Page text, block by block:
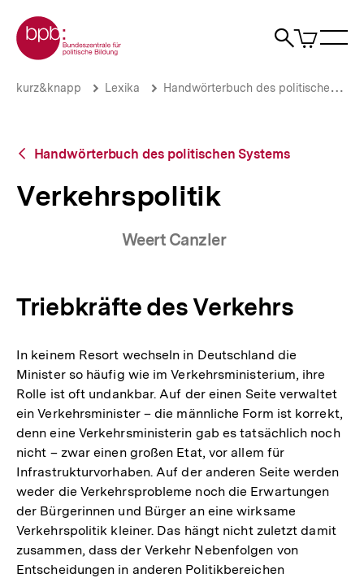
zum
Seiteninhalt
springen
Zur Startseite der bpb
Suche
Artikel
im
Verkehrspolitik
Brotkrümelnavigation
Pfadnavigation
kurz&knapp Lexika Handwörterbuch des politischen Systems
Zurück
Übersicht
Handwörterbuch des politischen Systems
Verkehrspolitik
Weert Canzler
Triebkräfte des Verkehrs
In keinem Resort wechseln in Deutschland die
Minister so häufig wie im Verkehrsministerium, ihre
Rolle ist oft undankbar. Auf der einen Seite verwaltet
ein Verkehrsminister – die männliche Form ist korrekt,
denn eine Verkehrsministerin gab es tatsächlich noch
nicht – zwar einen großen Etat, vor allem für
Infrastrukturvorhaben. Auf der anderen Seite werden
weder die Verkehrsprobleme noch die Erwartungen
der Bürgerinnen und Bürger an eine wirksame
Verkehrspolitik kleiner. Das hängt nicht zuletzt damit
zusammen, dass der Verkehr Nebenfolgen von
Entscheidungen in anderen Politikbereichen